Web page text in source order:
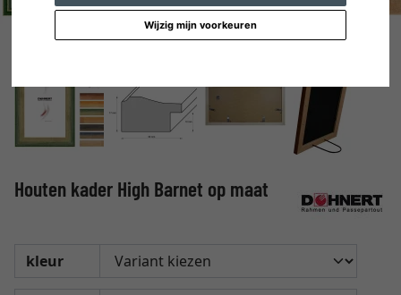
Wijzig mijn voorkeuren
Houten kader High Barnet op maat
kleur